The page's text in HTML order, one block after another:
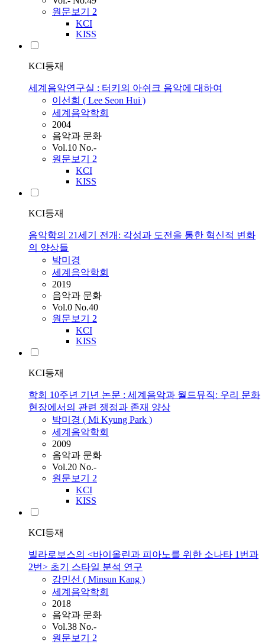
원문보기 2
KCI
KISS
KCI등재
세계음악연구실 : 터키의 아쉬크 음악에 대하여
이선희 ( Lee Seon Hui )
세계음악학회
2004
음악과 문화
Vol.10 No.-
원문보기 2
KCI
KISS
KCI등재
음악학의 21세기 전개: 각성과 도전을 통한 혁신적 변화
의 양상들
박미경
세계음악학회
2019
음악과 문화
Vol.0 No.40
원문보기 2
KCI
KISS
KCI등재
학회 10주년 기년 논문 : 세계음악과 월드뮤직: 우리 문화
현장에서의 관련 쟁점과 존재 양상
박미경 ( Mi Kyung Park )
세계음악학회
2009
음악과 문화
Vol.20 No.-
원문보기 2
KCI
KISS
KCI등재
빌라로보스의 <바이올린과 피아노를 위한 소나타 1번과
2번> 초기 스타일 분석 연구
강민선 ( Minsun Kang )
세계음악학회
2018
음악과 문화
Vol.38 No.-
원문보기 2